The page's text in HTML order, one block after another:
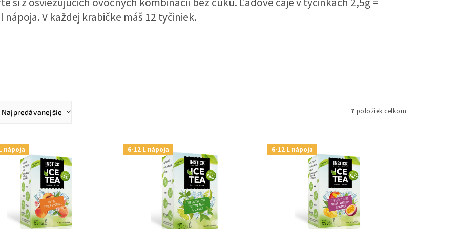
nápoja. V každej krabičke máš 12 tyčiniek.
Najdrahšie
Najpredávanejšie
Abecedne
7 položiek celkom
nápoja 6-12 L nápoja 6-12 L nápoja